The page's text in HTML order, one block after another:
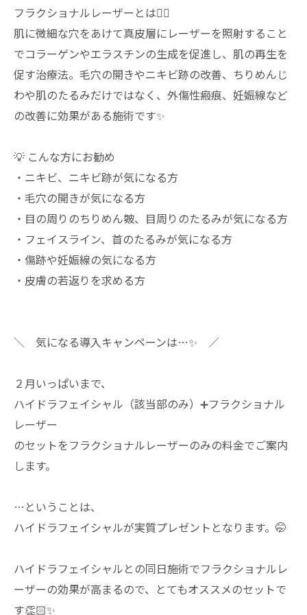
フラクショナルレーザーとは✍🏻
肌に微細な穴をあけて真皮層にレーザーを照射すること
でコラーゲンやエラスチンの生成を促進し、肌の再生を
促す治療法。毛穴の開きやニキビ跡の改善、ちりめんじ
わや肌のたるみだけではなく、外傷性瘢痕、妊娠線など
の改善に効果がある施術です✨
💡 こんな方にお勧め
・ニキビ、ニキビ跡が気になる方
・毛穴の開きが気になる方
・目の周りのちりめん皴、目周りのたるみが気になる方
・フェイスライン、首のたるみが気になる方
・傷跡や妊娠線の気になる方
・皮膚の若返りを求める方
＼ 気になる導入キャンペーンは…✨ ／
２月いっぱいまで、
ハイドラフェイシャル（該当部のみ）➕フラクショナル
レーザー
のセットをフラクショナルレーザーのみの料金でご案内
します。
…ということは、
ハイドラフェイシャルが実質プレゼントとなります。🤭
ハイドラフェイシャルとの同日施術でフラクショナルレ
ーザーの効果が高まるので、とてもオススメのセットで
す👏🏻✨